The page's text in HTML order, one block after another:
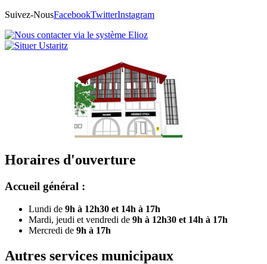
Suivez-NousFacebookTwitterInstagram
Horaires d'ouverture
Accueil général :
Lundi de 9h à 12h30 et 14h à 17h
Mardi, jeudi et vendredi de 9h à 12h30 et 14h à 17h
Mercredi de 9h à 17h
Autres services municipaux